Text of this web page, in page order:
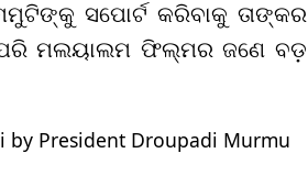
ସପୋର୍ଟ କରିବାକୁ ତାଙ୍କର
ମଲୟାଲମ ଫିଲ୍ମର ଜଣେ ବଡ଼
by President Droupadi Murmu